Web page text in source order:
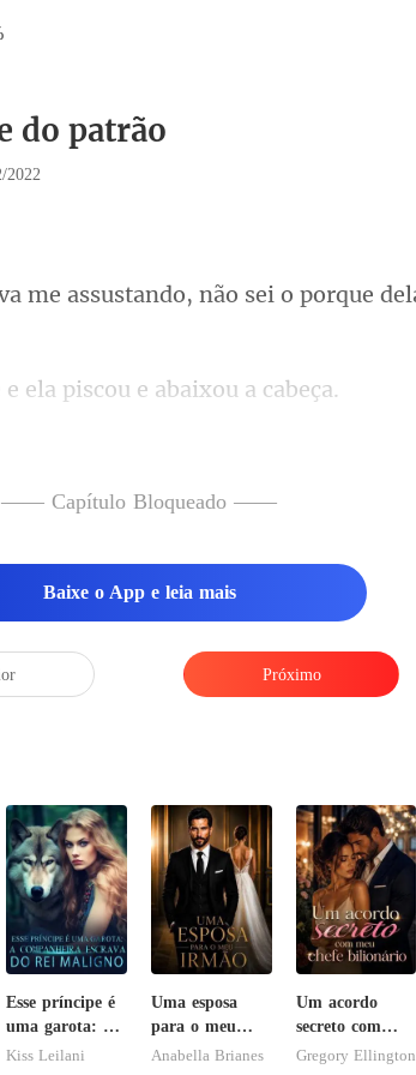
do patrão
2022
assustando, não sei o porque de
e ela piscou
—— Capítulo Bloqueado ——
Baixe o App e leia mais
Próximo
Esse príncipe é
uma garota: A
companheira
Kiss Leilani
Uma esposa
para o meu
irmão
Anabella Brianes
Um acordo
secreto com
meu chefe
Gregory Ellington